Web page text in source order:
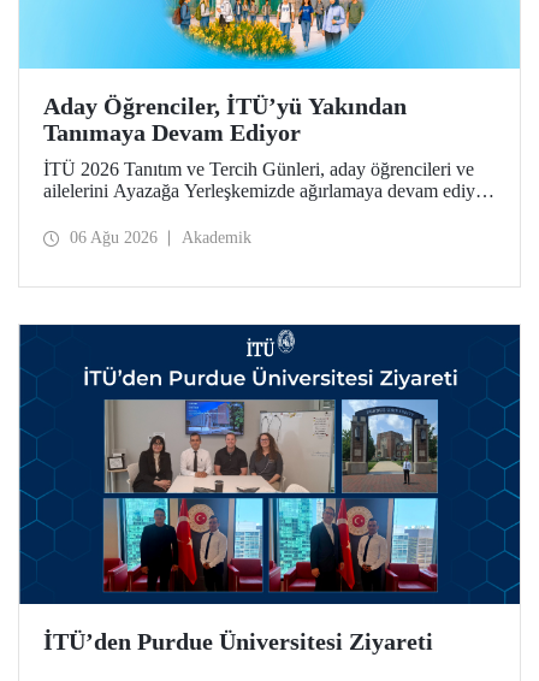
Aday Öğrenciler, İTÜ’yü Yakından
Tanımaya Devam Ediyor
İTÜ 2026 Tanıtım ve Tercih Günleri, aday öğrencileri ve
ailelerini Ayazağa Yerleşkemizde ağırlamaya devam ediyor.
ilgili fakülte ve birimler adaylara bilgi vermeye devam
06 Ağu 2026 Akademik
İTÜ’den Purdue Üniversitesi Ziyareti